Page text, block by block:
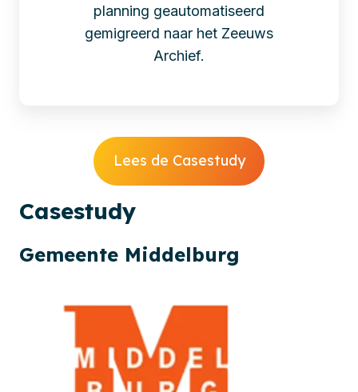
planning geautomatiseerd
gemigreerd naar het Zeeuws
Archief.
Lees de Casestudy
Casestudy
Gemeente Middelburg